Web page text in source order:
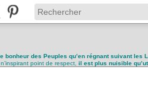
bonheur des Peuples qu’en régnant suivant les
point de respect, il est plus nuisible